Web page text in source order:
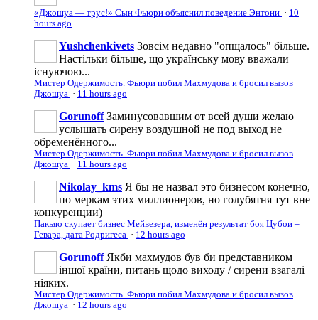
«Джошуа — трус!» Сын Фьюри объяснил поведение Энтони · 10
hours ago
Yushchenkivets Зовсім недавно "опщалось" більше.
Настільки більше, що українську мову вважали
існуючою...
Мистер Одержимость. Фьюри побил Махмудова и бросил вызов
Джошуа · 11 hours ago
Gorunoff Заминусовавшим от всей души желаю
услышать сирену воздушной не под выход не
обременённого...
Мистер Одержимость. Фьюри побил Махмудова и бросил вызов
Джошуа · 11 hours ago
Nikolay_kms Я бы не назвал это бизнесом конечно,
по меркам этих миллионеров, но голубятня тут вне
конкуренции)
Пакьяо скупает бизнес Мейвезера, изменён результат боя Цубои –
Гевара, дата Родригеса · 12 hours ago
Gorunoff Якби махмудов був би представником
іншої країни, питань щодо виходу / сирени взагалі
ніяких.
Мистер Одержимость. Фьюри побил Махмудова и бросил вызов
Джошуа · 12 hours ago